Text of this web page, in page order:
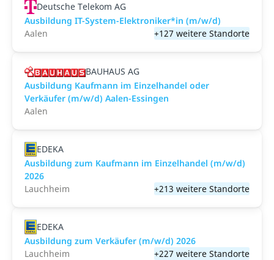
Deutsche Telekom AG
Ausbildung IT-System-Elektroniker*in (m/w/d)
Aalen
+127 weitere Standorte
BAUHAUS AG
Ausbildung Kaufmann im Einzelhandel oder
Verkäufer (m/w/d) Aalen-Essingen
Aalen
EDEKA
Ausbildung zum Kaufmann im Einzelhandel (m/w/d)
2026
Lauchheim
+213 weitere Standorte
EDEKA
Ausbildung zum Verkäufer (m/w/d) 2026
Lauchheim
+227 weitere Standorte